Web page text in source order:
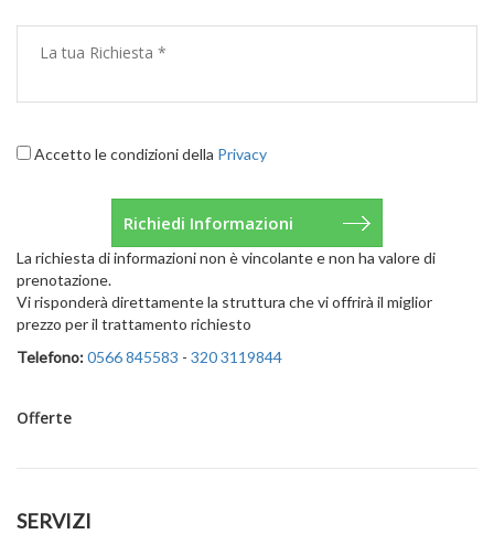
Accetto le condizioni della Privacy
La richiesta di informazioni non è vincolante e non ha valore di
prenotazione.
Vi risponderà direttamente la struttura che vi offrirà il miglior
prezzo per il trattamento richiesto
Telefono:0566 845583 - 320 3119844
Offerte
SERVIZI